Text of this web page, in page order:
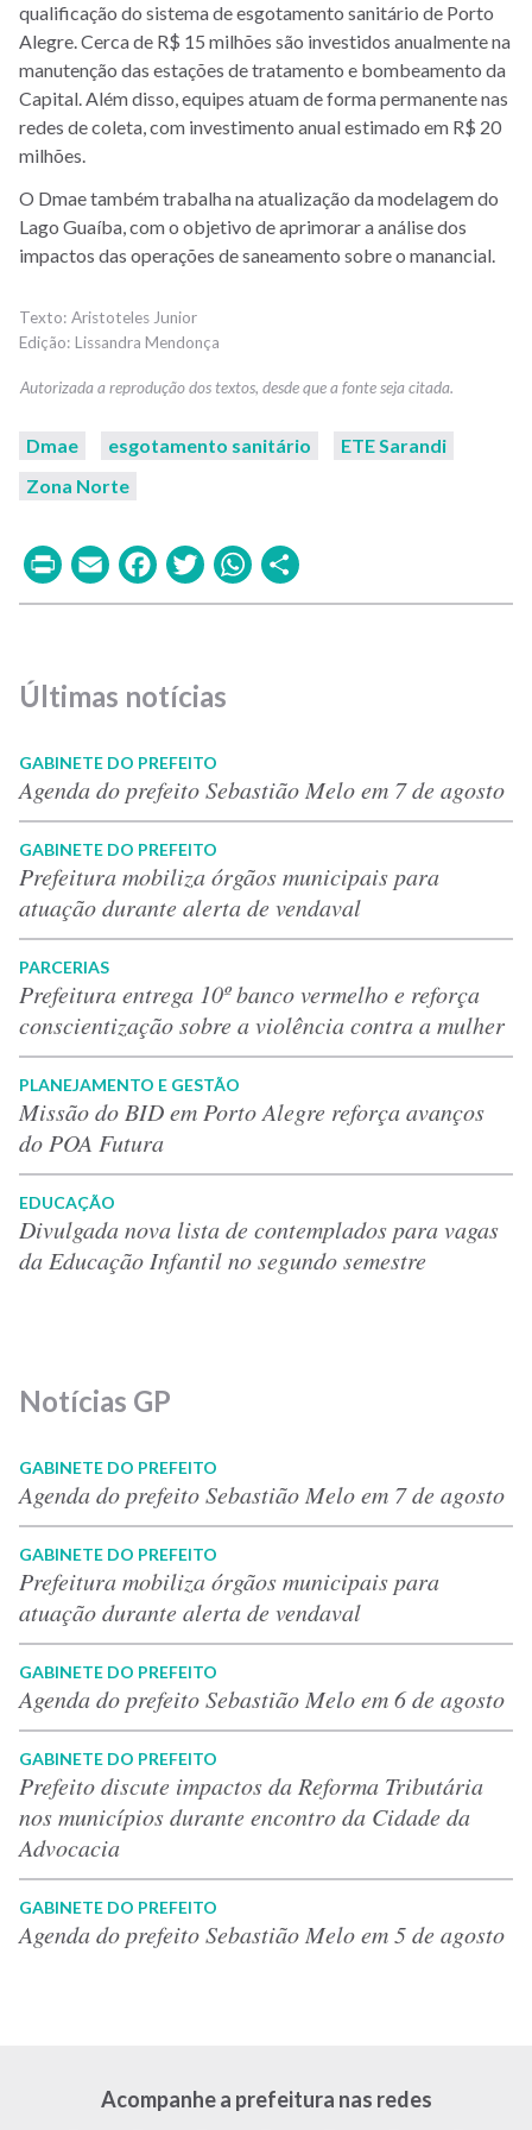
qualificação do sistema de esgotamento sanitário de Porto
Alegre. Cerca de R$ 15 milhões são investidos anualmente na
manutenção das estações de tratamento e bombeamento da
Capital. Além disso, equipes atuam de forma permanente nas
redes de coleta, com investimento anual estimado em R$ 20
milhões.
O Dmae também trabalha na atualização da modelagem do
Lago Guaíba, com o objetivo de aprimorar a análise dos
impactos das operações de saneamento sobre o manancial.
Aristoteles Junior
Lissandra Mendonça
Dmae esgotamento sanitário
ETE Sarandi
Zona Norte
PrintEmailFacebook
TwitterWhatsApp
Últimas notícias
GABINETE DO PREFEITO
Agenda do prefeito Sebastião Melo em 7 de agosto
GABINETE DO PREFEITO
Prefeitura mobiliza órgãos municipais para
atuação durante alerta de vendaval
PARCERIAS
Prefeitura entrega 10º banco vermelho e reforça
conscientização sobre a violência contra a mulher
PLANEJAMENTO E GESTÃO
Missão do BID em Porto Alegre reforça avanços
do POA Futura
EDUCAÇÃO
Divulgada nova lista de contemplados para vagas
da Educação Infantil no segundo semestre
Notícias GP
GABINETE DO PREFEITO
Agenda do prefeito Sebastião Melo em 7 de agosto
GABINETE DO PREFEITO
Prefeitura mobiliza órgãos municipais para
atuação durante alerta de vendaval
GABINETE DO PREFEITO
Agenda do prefeito Sebastião Melo em 6 de agosto
GABINETE DO PREFEITO
Prefeito discute impactos da Reforma Tributária
nos municípios durante encontro da Cidade da
Advocacia
GABINETE DO PREFEITO
Agenda do prefeito Sebastião Melo em 5 de agosto
Acompanhe a prefeitura nas redes